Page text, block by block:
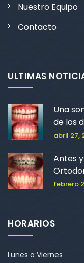
Nuestro Equipo
Contacto
ULTIMAS
Una
de los
abril 27,
Antes
febrero
HORARIOS
Lunes a Viernes